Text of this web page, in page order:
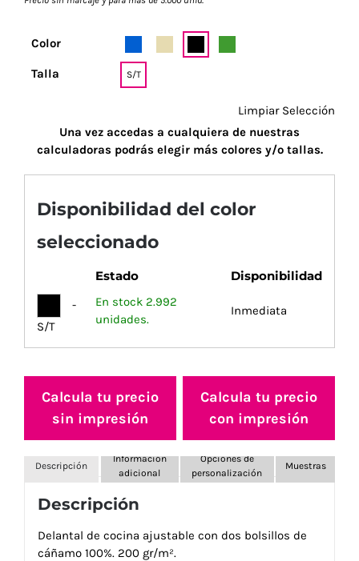
Color
Talla S/T
Limpiar Selección
Una vez accedas a cualquiera de nuestras
calculadoras podrás elegir más colores y/o tallas.
Disponibilidad del color
seleccionado
Estado Disponibilidad
-
S/T
En stock 2.992
unidades.
Inmediata
Calcula tu precio
sin impresión
Calcula tu precio
con impresión
Descripción
Información
adicional
Opciones de
personalización
Muestras
Descripción
Delantal de cocina ajustable con dos bolsillos de
cáñamo 100%. 200 gr/m².